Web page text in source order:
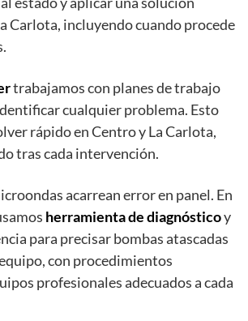
Carlota, incluyendo cuando procede
trabajamos con planes de trabajo
cualquier problema. Esto
rápido en Centro y La Carlota,
tras cada intervención.
acarrean error en panel. En
herramienta de diagnósticoy
para precisar bombas atascadas
con procedimientos
profesionales adecuados a cada